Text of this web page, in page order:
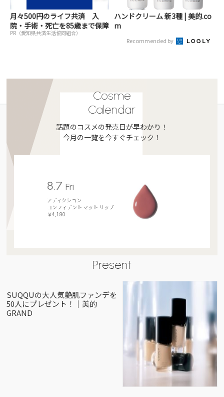
月々500円のライフ共済 入
院・手術・死亡を85歳まで保障
PR（愛知県共済生活協同組合）
ハンドクリーム 新3種 | 美的.co
m
Recommended by
Cosme
Calendar
話題のコスメの発売日が早わかり！
今月の一覧を今すぐチェック！
8.7Fri
アディクション
コンフィデント マット リップ
￥4,180
Present
SUQQUの大人気艶肌ファンデを
50人にプレゼント！｜美的
GRAND